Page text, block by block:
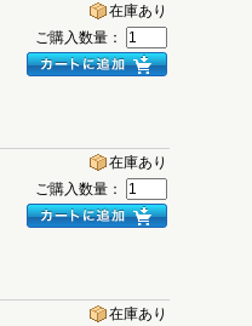
在庫あり
ご購入数量：
在庫あり
ご購入数量：
在庫あり